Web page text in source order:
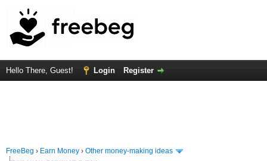
Hello There, Guest! Login Register
FreeBeg › Earn Money › Other money-making ideas